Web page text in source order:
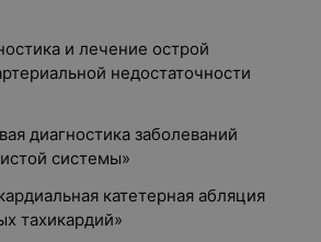
и лечение острой
недостаточности
диагностика заболеваний
системы»
катетерная абляция
тахикардий»